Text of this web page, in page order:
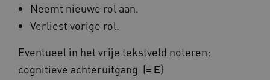
Neemt nieuwe rol aan.
Verliest vorige rol.
Eventueel in het vrije tekstveld noteren:
cognitieve achteruitgang (= E)
ASLBSA